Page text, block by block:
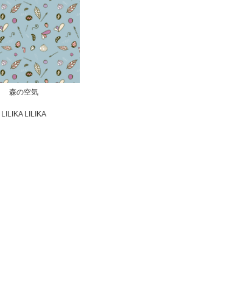
森の空気
LILIKA LILIKA